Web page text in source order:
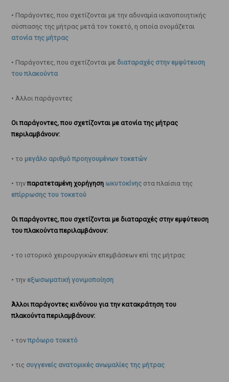
• Παράγοντες, που σχετίζονται με την αδυναμία ικανοποιητικής
σύσπασης της μήτρας μετά τον τοκετό, η οποία ονομάζεται
ατονία της μήτρας
• Παράγοντες, που σχετίζονται με διαταραχές στην εμφύτευση
του πλακούντα
• Άλλοι παράγοντες
Οι παράγοντες, που σχετίζονται με ατονία της μήτρας
περιλαμβάνουν:
• το μεγάλο αριθμό προηγουμένων τοκετών
• τηνπαρατεταμένη χορήγηση ωκυτοκίνηςστα πλαίσια της
επίρρωσης του τοκετού
Οι παράγοντες, που σχετίζονται με διαταραχές στην εμφύτευση
του πλακούντα περιλαμβάνουν:
• το ιστορικό χειρουργικών επεμβάσεων επί της μήτρας
• την εξωσωματική γονιμοποίηση
Άλλοι παράγοντες κινδύνου για την κατακράτηση του
πλακούντα περιλαμβάνουν:
• τον πρόωρο τοκετό
• τις συγγενείς ανατομικές ανωμαλίες της μήτρας